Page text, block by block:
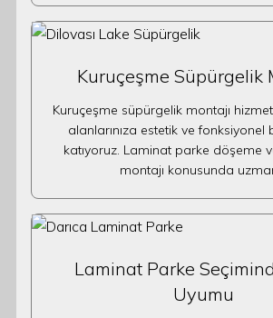
Kuruçeşme Süpürgelik
Kuruçeşme süpürgelik montajı
alanlarınıza estetik ve fonksiyonel
katıyoruz. Laminat parke döşeme
montajı konusunda
Laminat Parke
Uyumu